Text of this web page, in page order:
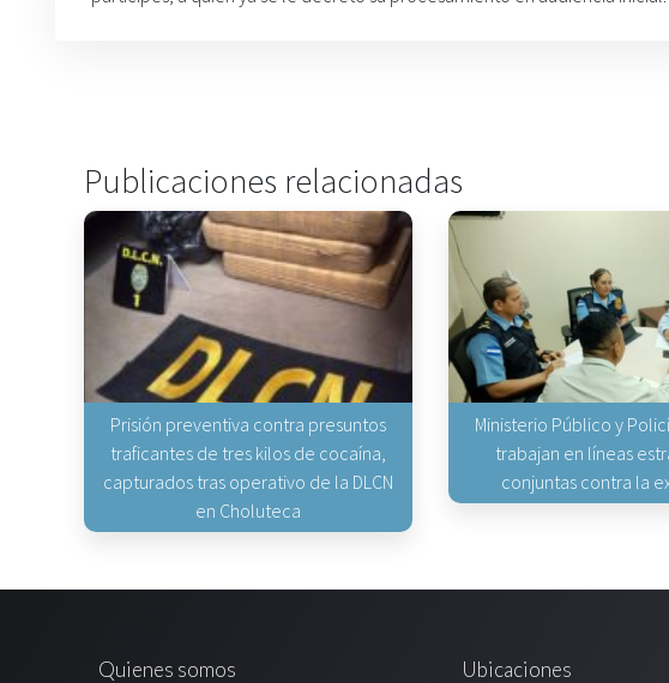
Publicaciones relacionadas
Prisión preventiva contra presuntos
traficantes de tres kilos de cocaína,
capturados tras operativo de la DLCN
en Choluteca
Ministerio Público y
trabajan en líneas
conjuntas contra la
Quienes somos Ubicaciones